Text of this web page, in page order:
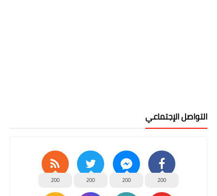
التواصل الإجتماعي
200
200
200
200